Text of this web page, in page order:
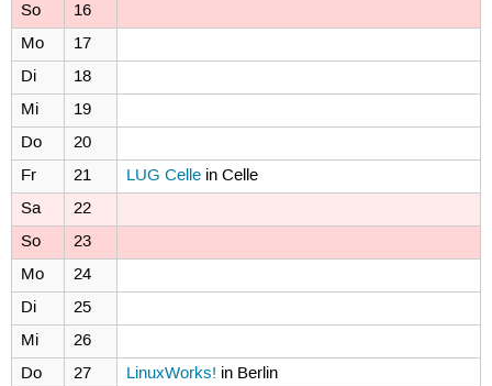
So
16
Mo
17
Di
18
Mi
19
Do
20
Fr
21 LUG Celle in Celle
Sa
22
So
23
Mo
24
Di
25
Mi
26
Do
27 LinuxWorks! in Berlin